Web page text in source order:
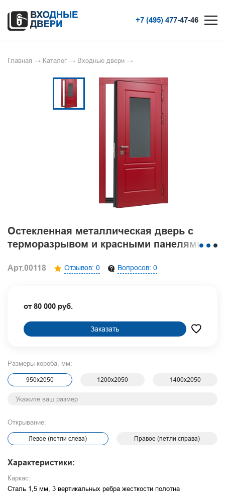
+7 (495) 477-47-46
Главная → Каталог → Входные двери →
Остекленная металлическая дверь с
терморазрывом и красными панелями
Арт.00118 Отзывов: 0 Вопросов: 0
от 80 000 руб.
Заказать
Размеры короба, мм:
950х2050 1200х2050 1400х2050
Открывание:
Левое (петли слева) Правое (петли справа)
Характеристики:
Каркас:
Сталь 1,5 мм, 3 вертикальных ребра жесткости полотна